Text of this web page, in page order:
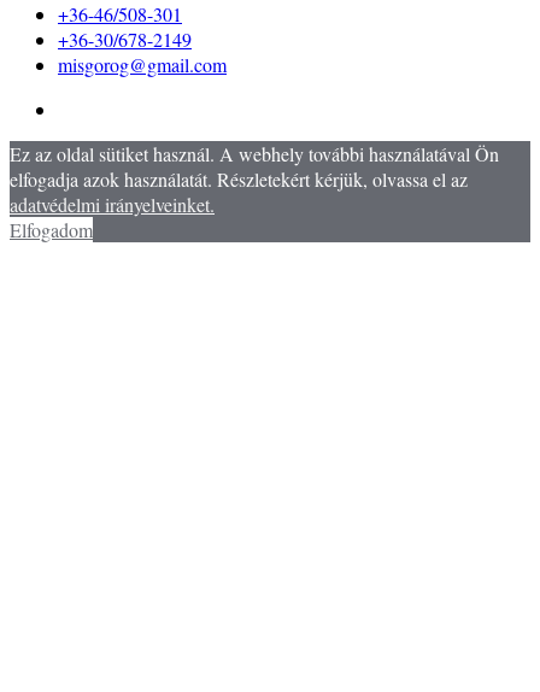
+36-46/508-301
+36-30/678-2149
misgorog@gmail.com
Ez az oldal sütiket használ. A webhely további használatával Ön
elfogadja azok használatát. Részletekért kérjük, olvassa el az
adatvédelmi irányelveinket.
Elfogadom